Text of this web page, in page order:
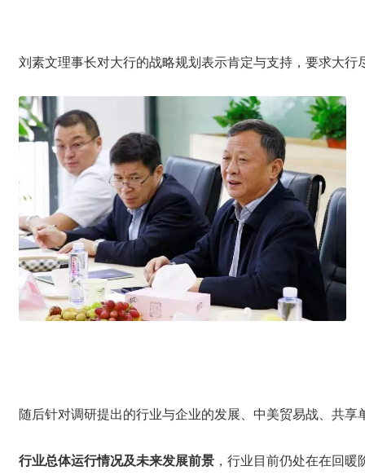
刘素文理事长对大行的战略规划表示肯定与支持，要求大
随后针对调研提出的行业与企业的发展、中美贸易战、共
行业总体运行情况及未来发展前景 ，行业目前仍处在在回